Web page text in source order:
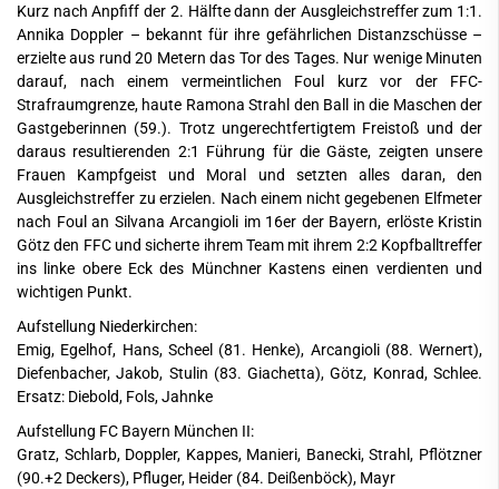
Kurz nach Anpfiff der 2. Hälfte dann der Ausgleichstreffer zum 1:1.
Annika Doppler – bekannt für ihre gefährlichen Distanzschüsse –
erzielte aus rund 20 Metern das Tor des Tages. Nur wenige Minuten
darauf, nach einem vermeintlichen Foul kurz vor der FFC-
Strafraumgrenze, haute Ramona Strahl den Ball in die Maschen der
Gastgeberinnen (59.). Trotz ungerechtfertigtem Freistoß und der
daraus resultierenden 2:1 Führung für die Gäste, zeigten unsere
Frauen Kampfgeist und Moral und setzten alles daran, den
Ausgleichstreffer zu erzielen. Nach einem nicht gegebenen Elfmeter
nach Foul an Silvana Arcangioli im 16er der Bayern, erlöste Kristin
Götz den FFC und sicherte ihrem Team mit ihrem 2:2 Kopfballtreffer
ins linke obere Eck des Münchner Kastens einen verdienten und
wichtigen Punkt.
Aufstellung Niederkirchen:
Emig, Egelhof, Hans, Scheel (81. Henke), Arcangioli (88. Wernert),
Diefenbacher, Jakob, Stulin (83. Giachetta), Götz, Konrad, Schlee.
Ersatz: Diebold, Fols, Jahnke
Aufstellung FC Bayern München II:
Gratz, Schlarb, Doppler, Kappes, Manieri, Banecki, Strahl, Pflötzner
(90.+2 Deckers), Pfluger, Heider (84. Deißenböck), Mayr